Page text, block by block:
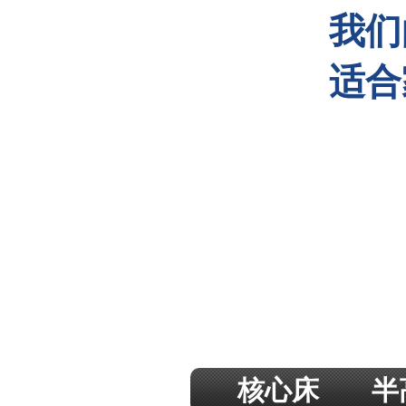
我
适
我
适
核心床 半